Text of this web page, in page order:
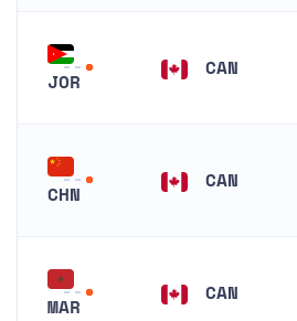
JOR
CAN
CHN
CAN
MAR
CAN